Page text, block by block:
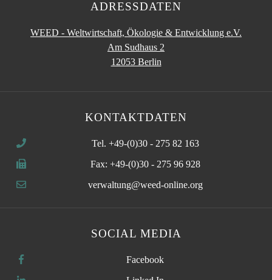
ADRESSDATEN
WEED - Weltwirtschaft, Ökologie & Entwicklung e.V.
Am Sudhaus 2
12053 Berlin
KONTAKTDATEN
Tel. +49-(0)30 - 275 82 163
Fax: +49-(0)30 - 275 96 928
verwaltung@weed-online.org
SOCIAL MEDIA
Facebook